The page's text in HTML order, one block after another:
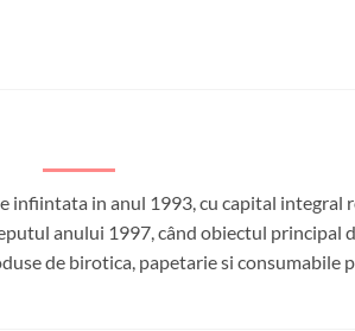
infiintata in anul 1993, cu capital integral
anului 1997, când obiectul principal
de birotica, papetarie si consumabile